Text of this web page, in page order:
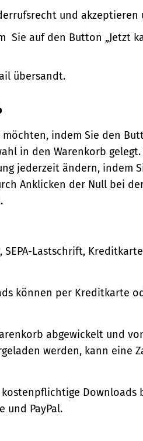
und akzeptieren
Sie auf den Button „Jetzt
übersandt.
indem Sie den
in den Warenkorb
jederzeit ändern, indem
Anklicken der Null bei
SEPA-Lastschrift,
können per Kreditkarte
abgewickelt und
werden, kann eine
Downloads
und PayPal.